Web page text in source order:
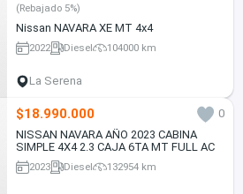
(Rebajado 5%)
Nissan NAVARA XE MT 4x4
2022 Diesel 104000 km
La Serena
$18.990.000
0
NISSAN NAVARA AÑO 2023 CABINA
SIMPLE 4X4 2.3 CAJA 6TA MT FULL AC
2023 Diesel 132954 km